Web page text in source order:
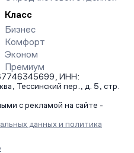
Класс
Бизнес
Комфорт
Эконом
Премиум
ИНН:
Тессинский пер., д. 5, стр.
с рекламой на сайте -
данных и политика